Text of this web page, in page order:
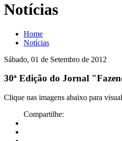
Notícias
Home
Notícias
Sábado, 01 de Setembro de 2012
30ª Edição do Jornal
Clique nas imagens abaixo para
Compartilhe: